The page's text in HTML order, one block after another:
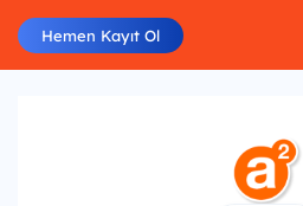
Hemen Kayıt Ol